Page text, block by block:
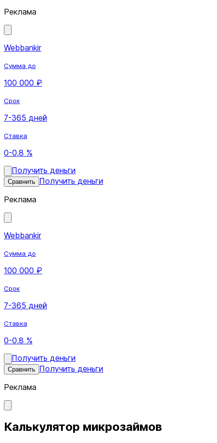
Реклама
Webbankir
Сумма до
100 000 ₽
Срок
7-365 дней
Ставка
0-0,8 %
Получить деньги
Сравнить Получить деньги
Реклама
Webbankir
Сумма до
100 000 ₽
Срок
7-365 дней
Ставка
0-0,8 %
Получить деньги
Сравнить Получить деньги
Реклама
Калькулятор микрозаймов